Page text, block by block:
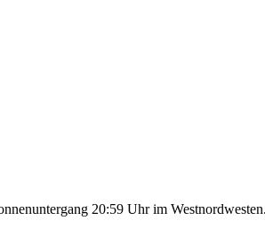
20:59 Uhr im